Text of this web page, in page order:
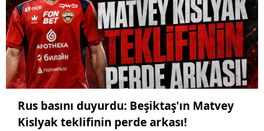
Rus basını duyurdu: Beşiktaş'ın Matvey
Kislyak teklifinin perde arkası!